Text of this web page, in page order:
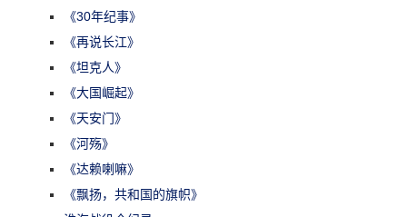
《30年纪事》
《再说长江》
《坦克人》
《大国崛起》
《天安门》
《河殇》
《达赖喇嘛》
《飘扬，共和国的旗帜》